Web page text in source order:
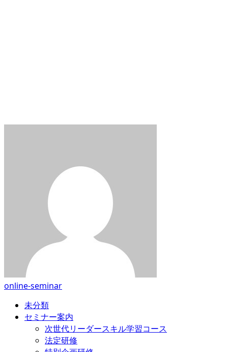
online-seminar
未分類
セミナー案内
次世代リーダースキル学習コース
法定研修